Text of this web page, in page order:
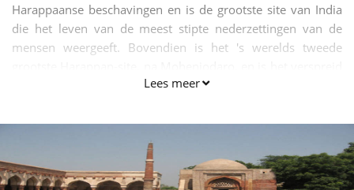
Harappaanse beschavingen en is de grootste site van India
die het leven van de meest stipte nederzettingen van de
mensen weergeeft. Bovendien is het 's werelds tweede
over een gebied van ongeveer 2180 hectare. De plaats dankt
noemde de stad in 1354 AD Hisar-e-Firoza. Hisar maakte
ook deel uit van de reis naar onafhankelijkheid en was
toeschouwer tijdens de Britse Raj. Hisar is een mix van het
historische India met het moderne stedelijke
Lees meer